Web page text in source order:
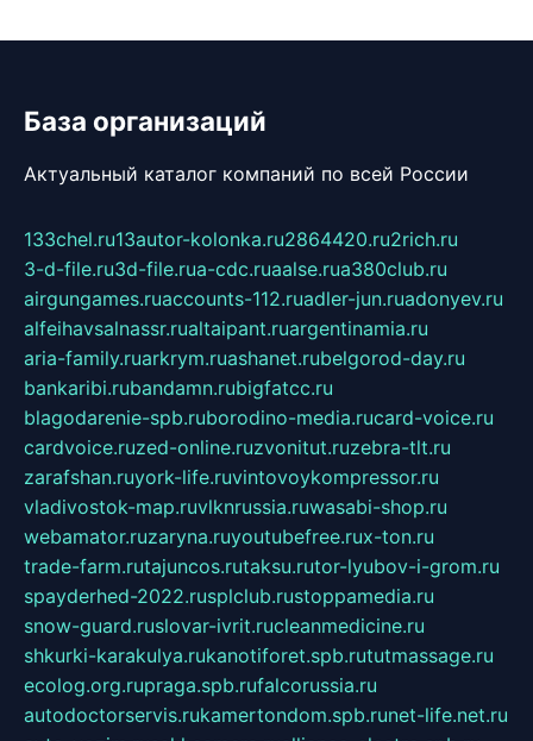
База организаций
Актуальный каталог компаний по всей России
133chel.ru13autor-kolonka.ru2864420.ru2rich.ru
3-d-file.ru3d-file.rua-cdc.ruaalse.rua380club.ru
airgungames.ruaccounts-112.ruadler-jun.ruadonyev.ru
alfeihavsalnassr.rualtaipant.ruargentinamia.ru
aria-family.ruarkrym.ruashanet.rubelgorod-day.ru
bankaribi.rubandamn.rubigfatcc.ru
blagodarenie-spb.ruborodino-media.rucard-voice.ru
cardvoice.ruzed-online.ruzvonitut.ruzebra-tlt.ru
zarafshan.ruyork-life.ruvintovoykompressor.ru
vladivostok-map.ruvlknrussia.ruwasabi-shop.ru
webamator.ruzaryna.ruyoutubefree.rux-ton.ru
trade-farm.rutajuncos.rutaksu.rutor-lyubov-i-grom.ru
spayderhed-2022.rusplclub.rustoppamedia.ru
snow-guard.ruslovar-ivrit.rucleanmedicine.ru
shkurki-karakulya.rukanotiforet.spb.rututmassage.ru
ecolog.org.rupraga.spb.rufalcorussia.ru
autodoctorservis.rukamertondom.spb.runet-life.net.ru